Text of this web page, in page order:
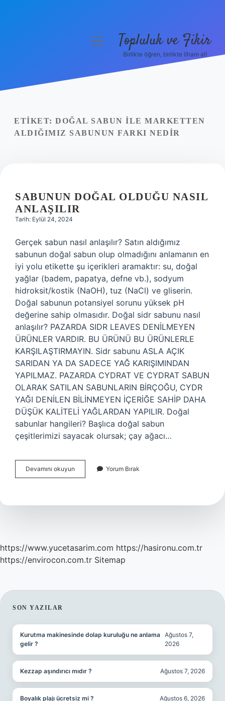
Yasal Uyarı
menüyüTopluluk ve Fikir
Birlikte öğren, birlikte ilham al!
ETIKET: DOĞAL SABUN ILE MARKETTEN
ALDIĞIMIZ SABUNUN FARKI NEDIR
SABUNUN DOĞAL OLDUĞU NASIL
ANLAŞILIR
Tarih: Eylül 24, 2024
Gerçek sabun nasıl anlaşılır? Satın aldığımız
sabunun doğal sabun olup olmadığını anlamanın en
iyi yolu etikette şu içerikleri aramaktır: su, doğal
yağlar (badem, papatya, defne vb.), sodyum
hidroksit/kostik (NaOH), tuz (NaCl) ve gliserin.
Doğal sabunun potansiyel sorunu yüksek pH
değerine sahip olmasıdır. Doğal sidr sabunu nasıl
anlaşılır? PAZARDA SIDR LEAVES DENİLMEYEN
ÜRÜNLER VARDIR. BU ÜRÜNÜ BU ÜRÜNLERLE
KARŞILAŞTIRMAYIN. Sidr sabunu ASLA AÇIK
SARIDAN YA DA SADECE YAĞ KARIŞIMINDAN
YAPILMAZ. PAZARDA CYDRAT VE CYDRAT SABUN
OLARAK SATILAN SABUNLARIN BİRÇOĞU, CYDR
YAĞI DENİLEN BİLİNMEYEN İÇERİĞE SAHİP DAHA
DÜŞÜK KALİTELİ YAĞLARDAN YAPILIR. Doğal
sabunlar hangileri? Başlıca doğal sabun
çeşitlerimizi sayacak olursak; çay ağacı…
Devamını okuyun Sabunun
Doğal
Anlaşılır
Yorum Bırak
https://www.yucetasarim.com https://hasironu.com.tr
https://envirocon.com.tr Sitemap
SIDEBAR
SON YAZILAR
Kurutma makinesinde dolap kuruluğu ne anlama
gelir ?
Ağustos 7,
2026
Kezzap aşındırıcı mıdır ? Ağustos 7, 2026
Boyalık plajı ücretsiz mi ? Ağustos 6, 2026